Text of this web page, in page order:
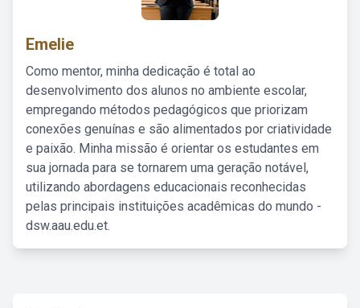
Emelie
Como mentor, minha dedicação é total ao
desenvolvimento dos alunos no ambiente escolar,
empregando métodos pedagógicos que priorizam
conexões genuínas e são alimentados por criatividade
e paixão. Minha missão é orientar os estudantes em
sua jornada para se tornarem uma geração notável,
utilizando abordagens educacionais reconhecidas
pelas principais instituições acadêmicas do mundo -
dsw.aau.edu.et.